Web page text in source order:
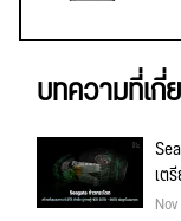
บทความที่เ
เต